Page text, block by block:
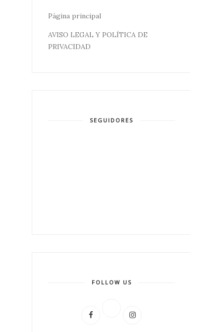
Página principal
AVISO LEGAL Y POLÍTICA DE
PRIVACIDAD
SEGUIDORES
FOLLOW US